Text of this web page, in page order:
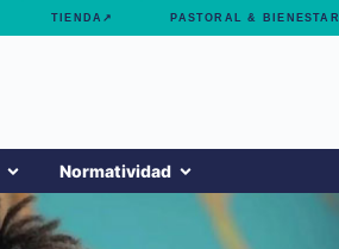
TIENDA↗ PASTORAL & BIENESTAR
Normatividad